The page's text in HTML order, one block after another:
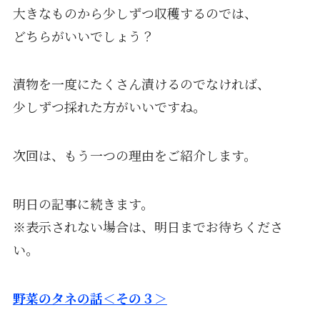
大きなものから少しずつ収穫するのでは、
どちらがいいでしょう？
漬物を一度にたくさん漬けるのでなければ、
少しずつ採れた方がいいですね。
次回は、もう一つの理由をご紹介します。
明日の記事に続きます。
※表示されない場合は、明日までお待ちくださ
い。
野菜のタネの話＜その３＞